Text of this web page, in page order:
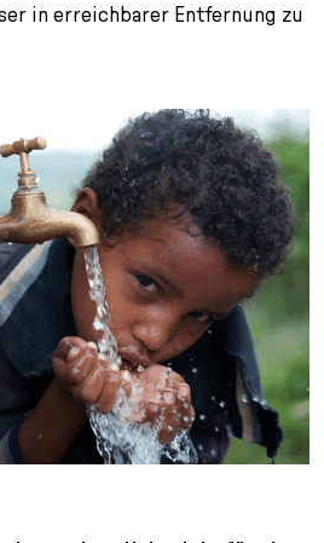
in erreichbarer Entfernung zu